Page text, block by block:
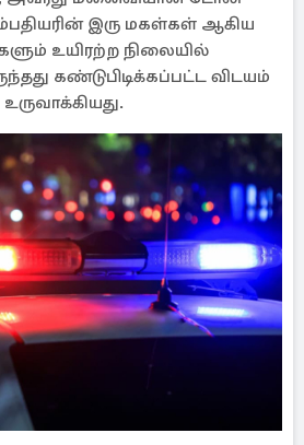
இரு மகள்கள் ஆகிய
உயிரற்ற நிலையில்
கண்டுபிடிக்கப்பட்ட விடயம்